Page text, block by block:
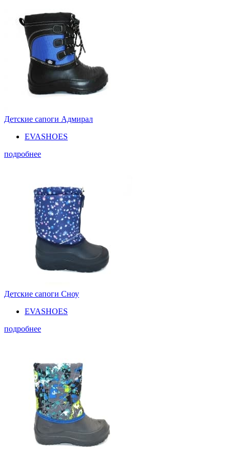
Детские сапоги Адмирал
EVASHOES
подробнее
Детские сапоги Сноу
EVASHOES
подробнее